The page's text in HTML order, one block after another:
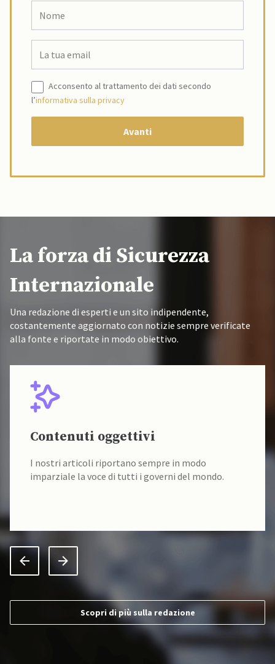
Acconsento al trattamento dei dati secondo
l’informativa sulla privacy
La forza di Sicurezza
Internazionale
Una redazione di esperti e un sito indipendente,
costantemente aggiornato con notizie sempre verificate
alla fonte e riportate in modo obiettivo.
Contenuti oggettivi
I nostri articoli riportano sempre in modo
imparziale la voce di tutti i governi del mondo.
Scopri di più sulla redazione